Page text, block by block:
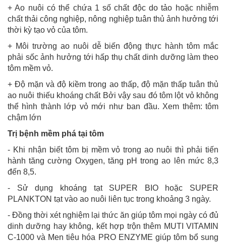
+ Ao nuôi có thể chứa 1 số chất độc do tảo hoặc nhiễm
chất thải công nghiệp, nông nghiệp tuân thủ ảnh hưởng tới
thời kỳ tạo vỏ của tôm.
+ Môi trường ao nuôi dễ biến động thực hành tôm mắc
phải sốc ảnh hưởng tới hấp thụ chất dinh dưỡng làm theo
tôm mềm vỏ.
+ Độ mặn và độ kiềm trong ao thấp, độ mặn thấp tuân thủ
ao nuôi thiếu khoáng chất Bởi vậy sau đó tôm lột vỏ không
thể hình thành lớp vỏ mới như ban đầu. Xem thêm: tôm
chậm lớn
Trị bệnh mềm phá tại tôm
- Khi nhận biết tôm bị mềm vỏ trong ao nuôi thì phải tiến
hành tăng cường Oxygen, tăng pH trong ao lên mức 8,3
đến 8,5.
- Sử dụng khoáng tạt SUPER BIO hoặc SUPER
PLANKTON tạt vào ao nuôi liên tục trong khoảng 3 ngày.
- Đồng thời xét nghiệm lại thức ăn giúp tôm mọi ngày có đủ
dinh dưỡng hay không, kết hợp trộn thêm MUTI VITAMIN
C-1000 và Men tiêu hóa PRO ENZYME giúp tôm bổ sung